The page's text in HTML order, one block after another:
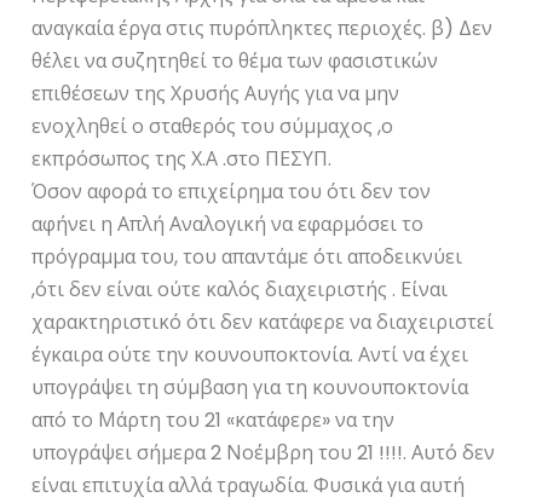
αναγκαία έργα στις πυρόπληκτες περιοχές. β) Δεν
θέλει να συζητηθεί το θέμα των φασιστικών
επιθέσεων της Χρυσής Αυγής για να μην
ενοχληθεί ο σταθερός του σύμμαχος ,ο
εκπρόσωπος της Χ.Α .στο ΠΕΣΥΠ.
Όσον αφορά το επιχείρημα του ότι δεν τον
αφήνει η Απλή Αναλογική να εφαρμόσει το
πρόγραμμα του, του απαντάμε ότι αποδεικνύει
,ότι δεν είναι ούτε καλός διαχειριστής . Είναι
χαρακτηριστικό ότι δεν κατάφερε να διαχειριστεί
έγκαιρα ούτε την κουνουποκτονία. Αντί να έχει
υπογράψει τη σύμβαση για τη κουνουποκτονία
από το Μάρτη του 21 «κατάφερε» να την
υπογράψει σήμερα 2 Νοέμβρη του 21 !!!!. Αυτό δεν
είναι επιτυχία αλλά τραγωδία. Φυσικά για αυτή